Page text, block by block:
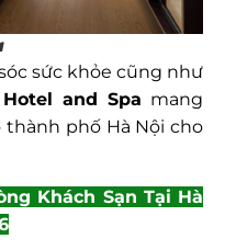
sức khỏe cũng như
and Spa mang
phố Hà Nội cho
Khách Sạn Tại Hà